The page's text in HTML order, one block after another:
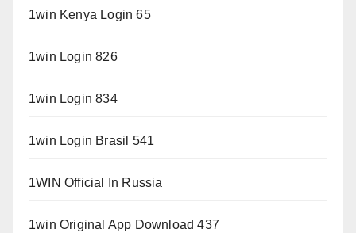
1win Kenya Login 65
1win Login 826
1win Login 834
1win Login Brasil 541
1WIN Official In Russia
1win Original App Download 437